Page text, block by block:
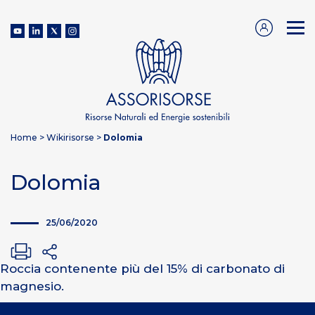
Home > Wikirisorse > Dolomia
Dolomia
25/06/2020
Roccia contenente più del 15% di carbonato di
magnesio.